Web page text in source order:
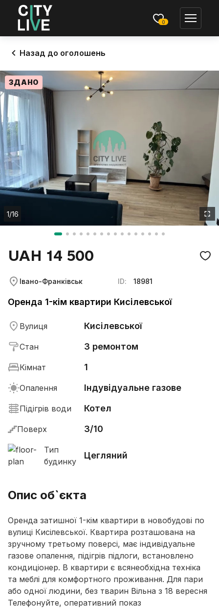
0
Назад до оголошень
ЗДАНО
1/16
UAH 14 500
Івано-Франківськ ID: 18981
Оренда 1-кім квартири Кисілевської
Вулиця Кисілевської
Стан З ремонтом
Кімнат 1
Опалення Індувідуальне газове
Підігрів води Котел
Поверх 3/10
Тип
будинку
Цегляний
Опис об`єкта
Оренда затишної 1-кім квартири в новобудові по
вулиці Кисілевської. Квартира розташована на
зручному третьому поверсі, має індивідуальне
газове опалення, підігрів підлоги, встановлено
кондиціонер. В квартири є всянеобхідна техніка
та меблі для комфортного проживання. Для пари
або одної людини, без тварин Вільна з 18 вересня
Телефонуйте, оперативний показ